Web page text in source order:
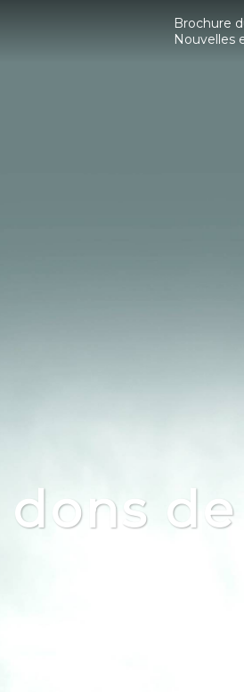
Brochure
Nouvelles
de